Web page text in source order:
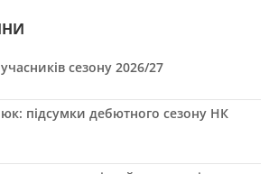
сезону 2026/27
підсумки дебютного сезону НК